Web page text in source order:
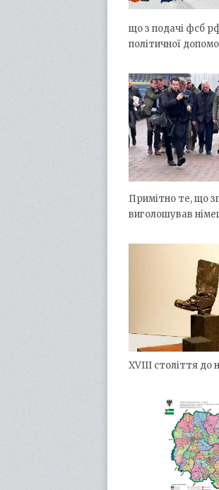
що з подачі фсб
політичної
Примітно те, що
виголошував
XVIII століття до